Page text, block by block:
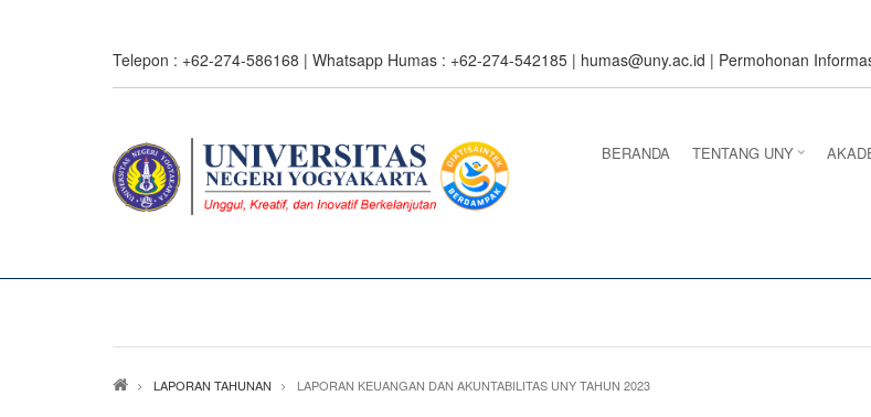
Telepon : +62-274-586168 | Whatsapp Humas : +62-274-542185 | humas@uny.ac.id | Permohonan
BERANDA TENTANG UNY
Breadcrumb
LAPORAN TAHUNAN LAPORAN KEUANGAN DAN AKUNTABILITAS UNY TAHUN 2023